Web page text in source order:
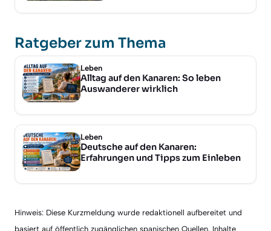
Ratgeber zum Thema
Leben
Alltag auf den Kanaren: So leben
Auswanderer wirklich
Leben
Deutsche auf den Kanaren:
Erfahrungen und Tipps zum Einleben
Hinweis: Diese Kurzmeldung wurde redaktionell aufbereitet und
basiert auf öffentlich zugänglichen spanischen Quellen. Inhalte